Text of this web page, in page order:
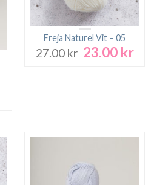
Freja Naturel Vit – 05
27.00kr Det
23.00 krDet